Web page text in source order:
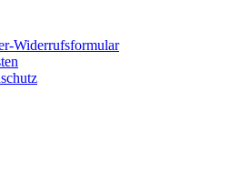
Widerrufsformular